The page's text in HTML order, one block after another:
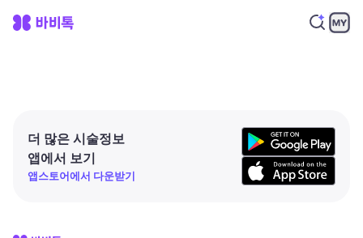
더 많은 시술정보
앱에서 보기
앱스토어에서 다운받기